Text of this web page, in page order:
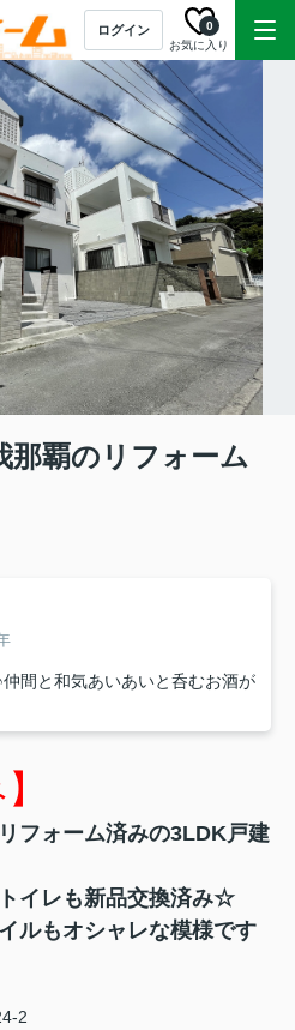
ログイン
お気に入り
0
那覇のリフォーム
間と和気あいあいと呑むお酒が
フォーム済みの3LDK戸建
イレも新品交換済み☆
もオシャレな模様です
2